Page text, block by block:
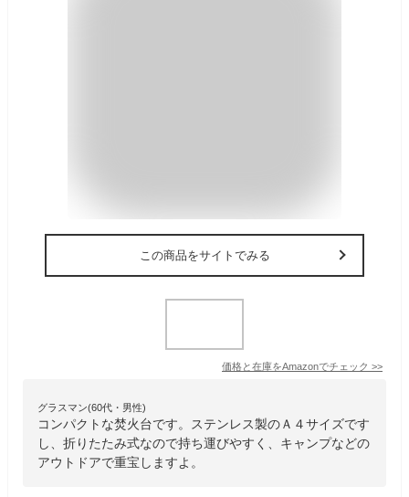
この商品をサイトでみる
価格と在庫をAmazonでチェック >>
グラスマン(60代・男性)
コンパクトな焚火台です。ステンレス製のＡ４サイズです
し、折りたたみ式なので持ち運びやすく、キャンプなどの
アウトドアで重宝しますよ。